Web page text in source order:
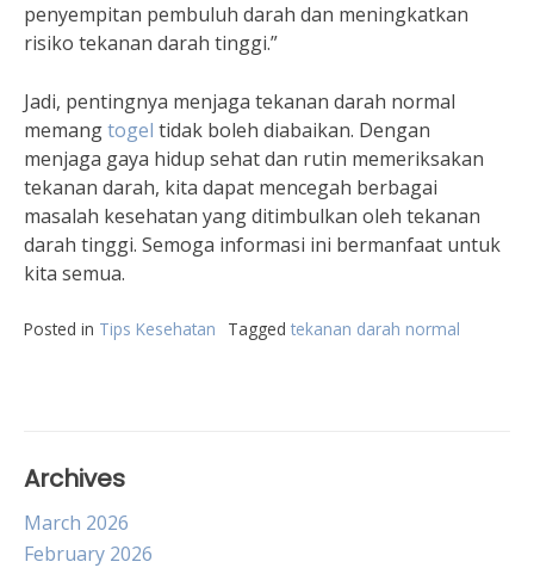
penyempitan pembuluh darah dan meningkatkan
risiko tekanan darah tinggi.”
Jadi, pentingnya menjaga tekanan darah normal
memangtogel tidak boleh diabaikan. Dengan
menjaga gaya hidup sehat dan rutin memeriksakan
tekanan darah, kita dapat mencegah berbagai
masalah kesehatan yang ditimbulkan oleh tekanan
darah tinggi. Semoga informasi ini bermanfaat untuk
kita semua.
Posted in Tips Kesehatan Tagged tekanan darah normal
Archives
March 2026
February 2026